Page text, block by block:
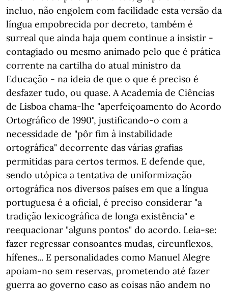
incluo, não engolem com facilidade esta versão da
língua empobrecida por decreto, também é
surreal que ainda haja quem continue a insistir -
contagiado ou mesmo animado pelo que é prática
corrente na cartilha do atual ministro da
Educação - na ideia de que o que é preciso é
desfazer tudo, ou quase. A Academia de Ciências
de Lisboa chama-lhe "aperfeiçoamento do Acordo
Ortográfico de 1990", justificando-o com a
necessidade de "pôr fim à instabilidade
ortográfica" decorrente das várias grafias
permitidas para certos termos. E defende que,
sendo utópica a tentativa de uniformização
ortográfica nos diversos países em que a língua
portuguesa é a oficial, é preciso considerar "a
tradição lexicográfica de longa existência" e
reequacionar "alguns pontos" do acordo. Leia-se:
fazer regressar consoantes mudas, circunflexos,
hífenes... E personalidades como Manuel Alegre
apoiam-no sem reservas, prometendo até fazer
guerra ao governo caso as coisas não andem no